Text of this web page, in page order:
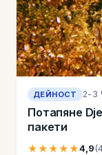
ДЕЙНОСТ 2-3
Потапяне
пакети
★★★★★4,9